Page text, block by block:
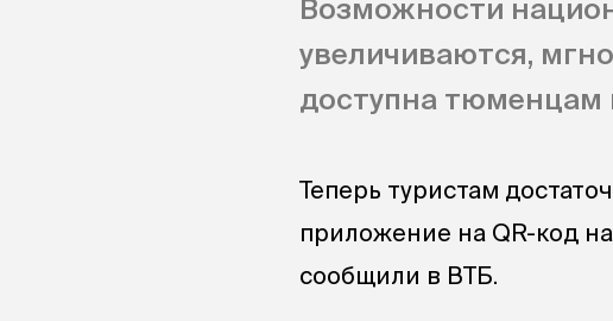
Возможности
увеличиваются,
доступна тюменцам
Теперь туристам
приложение на QR-код
сообщили в ВТБ.